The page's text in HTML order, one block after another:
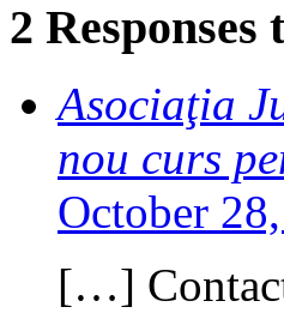
2 Responses
Asociaţia
nou curs
October
[…]